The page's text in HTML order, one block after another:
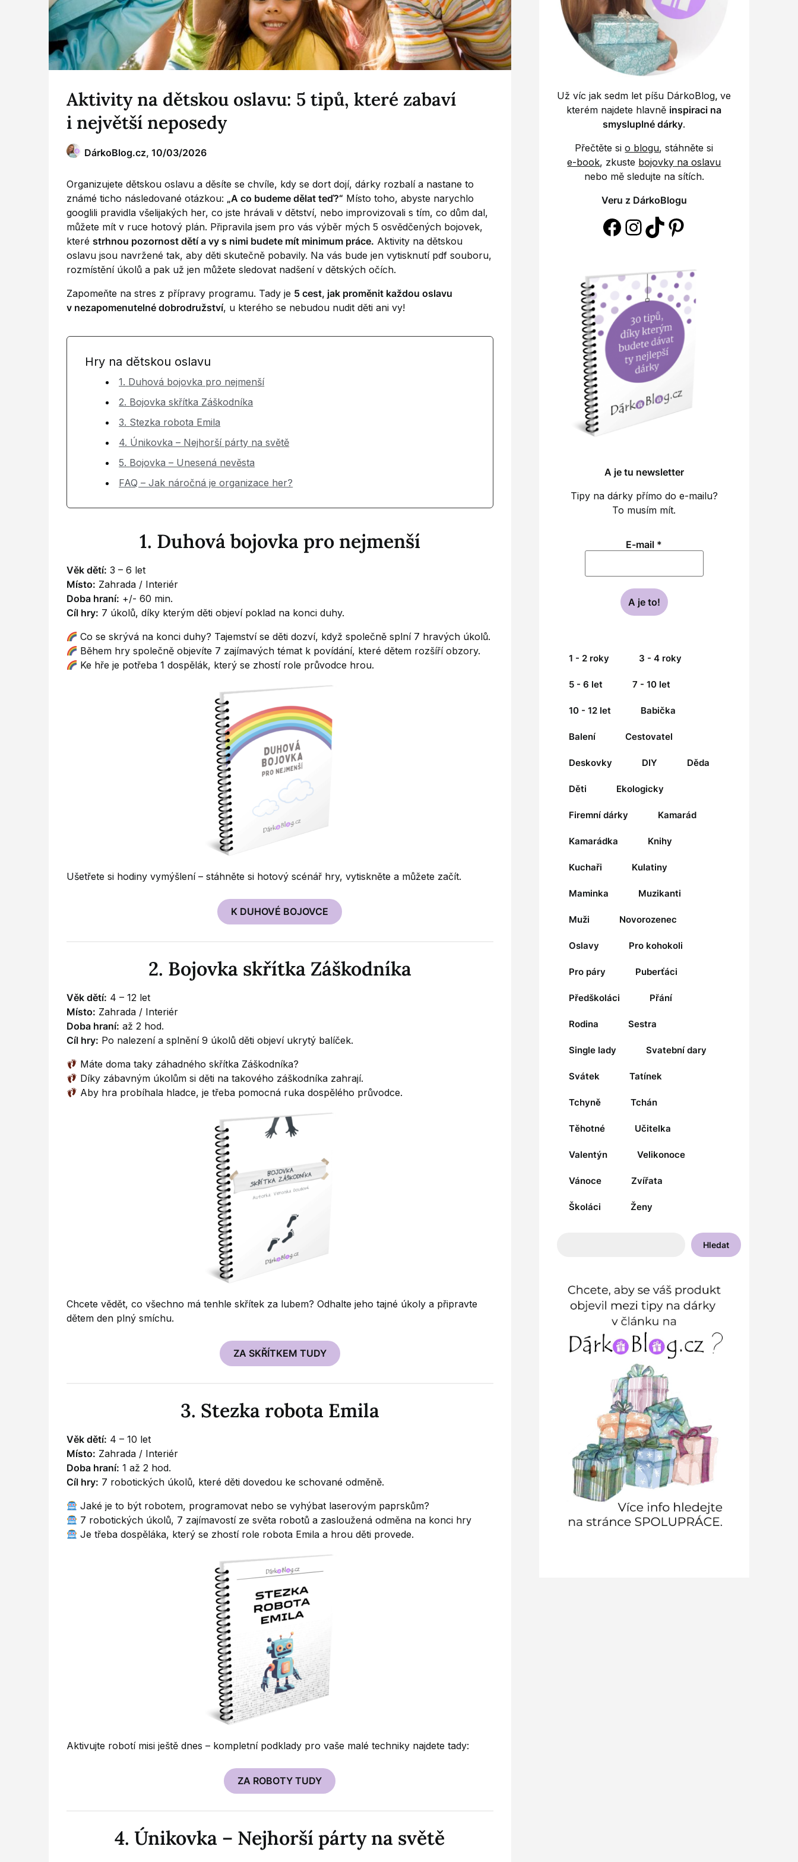
Aktivity na dětskou oslavu: 5 tipů, které zabaví
i největší neposedy
DárkoBlog.cz, 10/03/2026
Organizujete dětskou oslavu a děsíte se chvíle, kdy se dort dojí, dárky rozbalí a nastane to
známé ticho následované otázkou: „A co budeme dělat teď?“ Místo toho, abyste narychlo
googlili pravidla všelijakých her, co jste hrávali v dětství, nebo improvizovali s tím, co dům dal,
můžete mít v ruce hotový plán. Připravila jsem pro vás výběr mých 5 osvědčených bojovek,
které strhnou pozornost dětí a vy s nimi budete mít minimum práce. Aktivity na dětskou
oslavu jsou navržené tak, aby děti skutečně pobavily. Na vás bude jen vytisknutí pdf souboru,
rozmístění úkolů a pak už jen můžete sledovat nadšení v dětských očích.
Zapomeňte na stres z přípravy programu. Tady je 5 cest, jak proměnit každou oslavu
v nezapomenutelné dobrodružství, u kterého se nebudou nudit děti ani vy!
Hry na dětskou oslavu
1. Duhová bojovka pro nejmenší
2. Bojovka skřítka Záškodníka
3. Stezka robota Emila
4. Únikovka – Nejhorší párty na světě
5. Bojovka – Unesená nevěsta
FAQ – Jak náročná je organizace her?
1. Duhová bojovka pro nejmenší
Věk dětí: 3 – 6 let
Místo: Zahrada / Interiér
Doba hraní: +/- 60 min.
Cíl hry: 7 úkolů, díky kterým děti objeví poklad na konci duhy.
Co se skrývá na konci duhy? Tajemství se děti dozví, když společně splní 7 hravých úkolů.
Během hry společně objevíte 7 zajímavých témat k povídání, které dětem rozšíří obzory.
Ke hře je potřeba 1 dospělák, který se zhostí role průvodce hrou.
Ušetřete si hodiny vymýšlení – stáhněte si hotový scénář hry, vytiskněte a můžete začít.
K DUHOVÉ BOJOVCE
2. Bojovka skřítka Záškodníka
Věk dětí: 4 – 12 let
Místo: Zahrada / Interiér
Doba hraní: až 2 hod.
Cíl hry: Po nalezení a splnění 9 úkolů děti objeví ukrytý balíček.
Máte doma taky záhadného skřítka Záškodníka?
Díky zábavným úkolům si děti na takového záškodníka zahrají.
Aby hra probíhala hladce, je třeba pomocná ruka dospělého průvodce.
Chcete vědět, co všechno má tenhle skřítek za lubem? Odhalte jeho tajné úkoly a připravte
dětem den plný smíchu.
ZA SKŘÍTKEM TUDY
3. Stezka robota Emila
Věk dětí: 4 – 10 let
Místo: Zahrada / Interiér
Doba hraní: 1 až 2 hod.
Cíl hry: 7 robotických úkolů, které děti dovedou ke schované odměně.
Jaké je to být robotem, programovat nebo se vyhýbat laserovým paprskům?
7 robotických úkolů, 7 zajímavostí ze světa robotů a zasloužená odměna na konci hry
Je třeba dospěláka, který se zhostí role robota Emila a hrou děti provede.
Aktivujte robotí misi ještě dnes – kompletní podklady pro vaše malé techniky najdete tady:
ZA ROBOTY TUDY
4. Únikovka – Nejhorší párty na světě
Už víc jak sedm let píšu DárkoBlog,ve
kterém najdete hlavně inspiraci na
smysluplné dárky.
Přečtěte sio blogu, stáhněte si
e-book, zkuste bojovky na oslavu
nebo mě sledujte na sítích.
Veru z DárkoBlogu
https://
https://
https://
https://
A je tu newsletter
Tipy na dárky přímo do e-mailu?
To musím mít.
E-mail *
1 - 2 roky 3 - 4 roky
5 - 6 let 7 - 10 let
10 - 12 let Babička
Balení Cestovatel
Deskovky DIY Děda
Děti Ekologicky
Firemní dárky Kamarád
Kamarádka Knihy
Kuchaři Kulatiny
Maminka Muzikanti
Muži Novorozenec
Oslavy Pro kohokoli
Pro páry Puberťáci
Předškoláci Přání
Rodina Sestra
Single lady Svatební dary
Svátek Tatínek
Tchyně Tchán
Těhotné Učitelka
Valentýn Velikonoce
Vánoce Zvířata
Školáci Ženy
Hledat